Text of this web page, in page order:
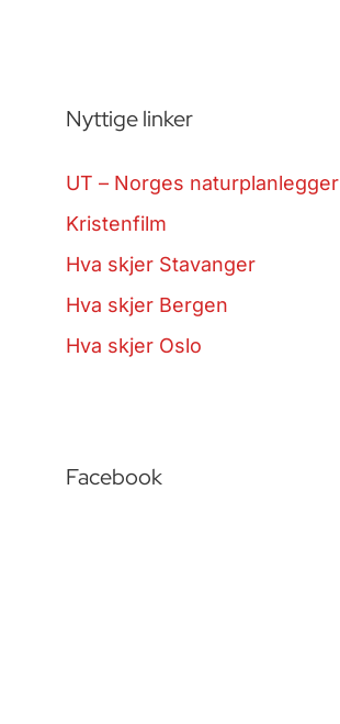
Nyttige linker
UT – Norges naturplanlegger
Kristenfilm
Hva skjer Stavanger
Hva skjer Bergen
Hva skjer Oslo
Facebook